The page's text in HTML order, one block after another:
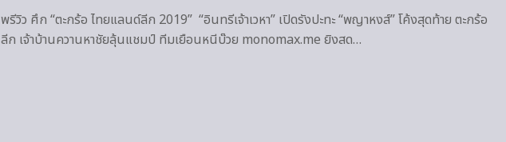
พรีวิว ศึก “ตะกร้อ ไทยแลนด์ลีก 2019” “อินทรีเจ้าเวหา” เปิดรังปะทะ “พญาหงส์” โค้งสุดท้าย ตะกร้อ
ลีก เจ้าบ้านควานหาชัยลุ้นแชมป์ ทีมเยือนหนีบ๊วย monomax.me ยิงสด…